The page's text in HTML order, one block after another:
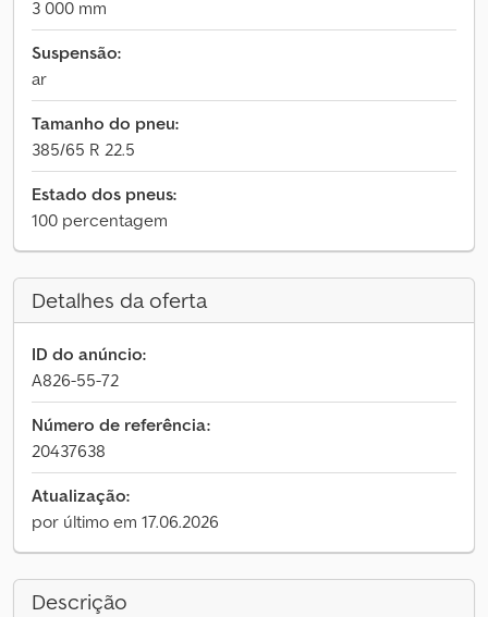
3 000 mm
Suspensão:
ar
Tamanho do pneu:
385/65 R 22.5
Estado dos pneus:
100 percentagem
Detalhes da oferta
ID do anúncio:
A826-55-72
Número de referência:
20437638
Atualização:
por último em 17.06.2026
Descrição